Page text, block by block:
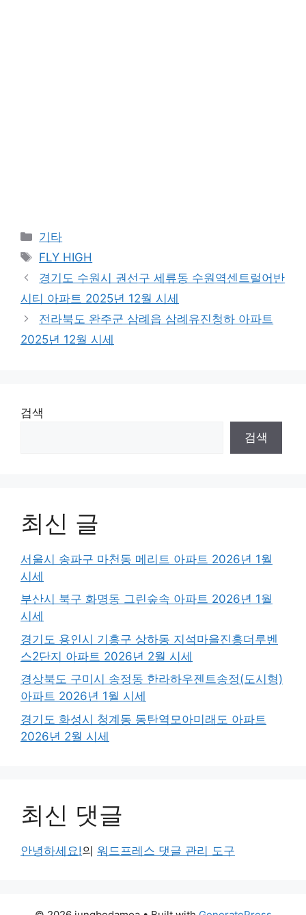
Categories
기타
Tags
FLY HIGH
경기도 수원시 권선구 세류동 수원역센트럴어반
시티 아파트 2025년 12월 시세
전라북도 완주군 삼례읍 삼례유진청하 아파트
2025년 12월 시세
검색
검색
최신 글
서울시 송파구 마천동 메리트 아파트 2026년 1월
시세
부산시 북구 화명동 그린숲속 아파트 2026년 1월
시세
경기도 용인시 기흥구 상하동 지석마을진흥더루벤
스2단지 아파트 2026년 2월 시세
경상북도 구미시 송정동 한라하우젠트송정(도시형)
아파트 2026년 1월 시세
경기도 화성시 청계동 동탄역모아미래도 아파트
2026년 2월 시세
최신 댓글
안녕하세요!의 워드프레스 댓글 관리 도구